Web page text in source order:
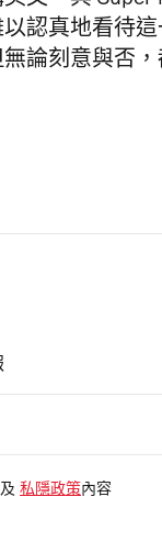
認真地看待
論刻意與否
私隱政策 內容